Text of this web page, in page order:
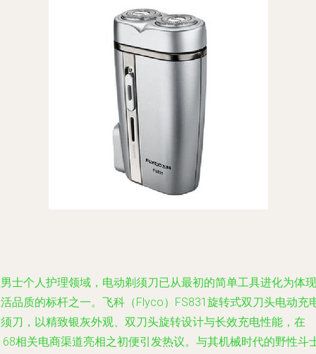
士个人护理领域，电动剃须刀已从最初的简单工具进化为体现
品质的标杆之一。飞科（Flyco）FS831旋转式双刀头电动充
刀，以精致银灰外观、双刀头旋转设计与长效充电性能，在
相关电商渠道亮相之初便引发热议。与其机械时代的野性斗